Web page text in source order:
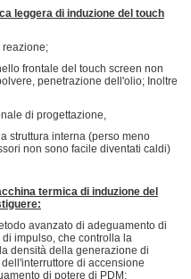
leggera di induzione del touch
reazione;
frontale del touch screen non
penetrazione dell'olio; Inoltre
di progettazione,
struttura interna (perso meno
non sono facile diventati caldi)
termica di induzione del
avanzato di adeguamento di
impulso, che controlla la
densità della generazione di
di accensione
di potere di PDM;